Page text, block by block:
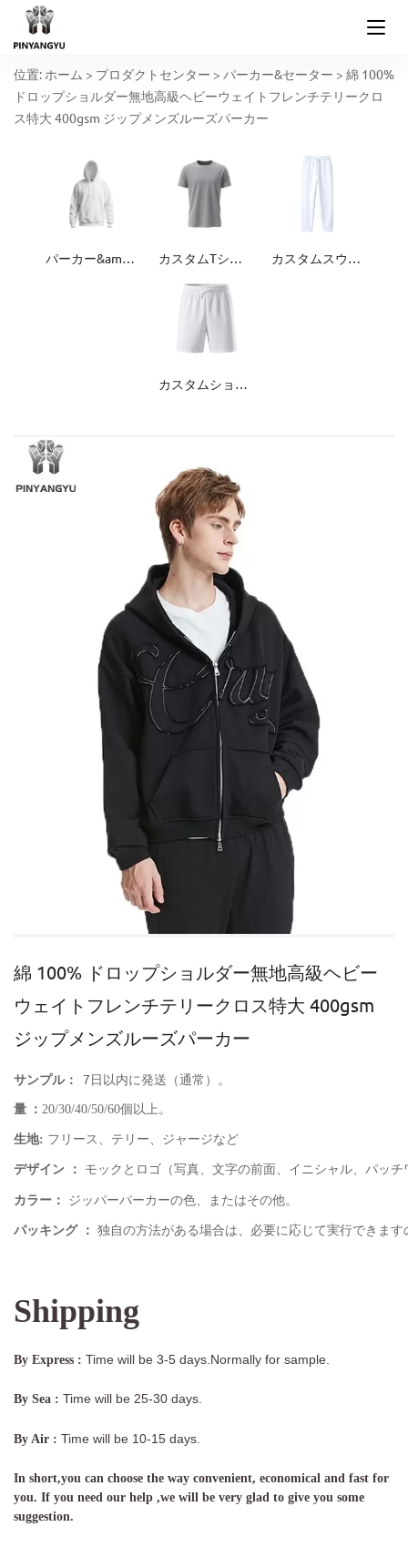
位置: ホーム > プロダクトセンター > パーカー&セーター > 綿 100%
ドロップショルダー無地高級ヘビーウェイトフレンチテリークロ
ス特大 400gsm ジップメンズルーズパーカー
パーカー&amp;セーター カスタムTシャツ カスタムスウェットパンツ
カスタムショーツ
綿 100% ドロップショルダー無地高級ヘビー
ウェイトフレンチテリークロス特大 400gsm
ジップメンズルーズパーカー
サンプル：
7日以内に発送（通常）。
量 ： 20/30/40/50/60個以上。
生地: フリース、テリー、ジャージなど
デザイン ： モックとロゴ（写真、文字の前面、イニシャル、パッ
カラー： ジッパーパーカーの色、またはその他。
パッキング ： 独自の方法がある場合は、必要に応じて実行できま
Shipping
By Express : Time will be 3-5 days.Normally for sample.
By Sea : Time will be 25-30 days.
By Air : Time will be 10-15 days.
In short,you can choose the way convenient, economical and fast for
you. If you need our help ,we will be very glad to give you some
suggestion.